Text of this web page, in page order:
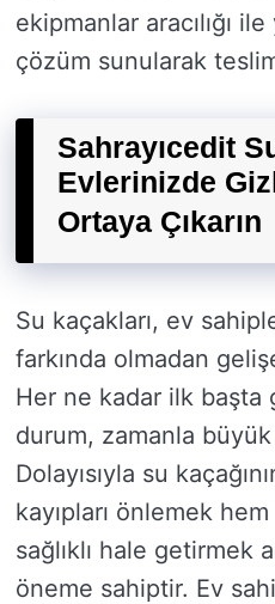
ekipmanlar aracılığı ile
çözüm sunularak
Sahrayıcedit
Evlerinizde
Ortaya
Su kaçakları, ev
farkında olmadan
Her ne kadar ilk başta
durum, zamanla
Dolayısıyla su
kayıpları önlemek hem
sağlıklı hale getirmek
öneme sahiptir. Ev